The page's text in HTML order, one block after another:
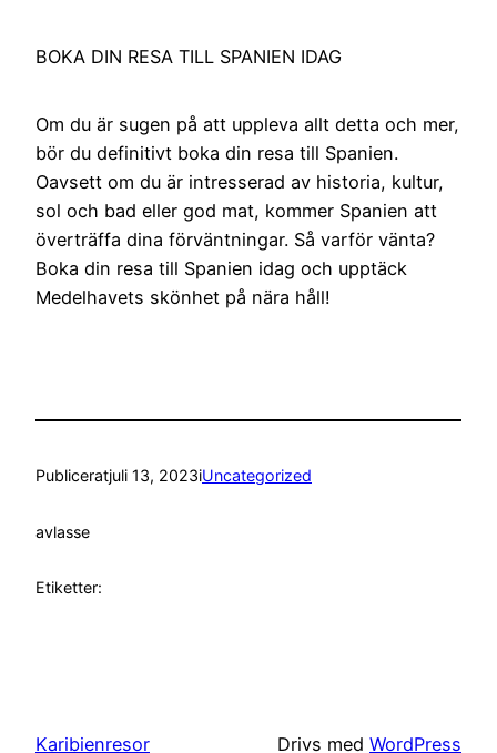
BOKA DIN RESA TILL SPANIEN IDAG
Om du är sugen på att uppleva allt detta och mer,
bör du definitivt boka din resa till Spanien.
Oavsett om du är intresserad av historia, kultur,
sol och bad eller god mat, kommer Spanien att
överträffa dina förväntningar. Så varför vänta?
Boka din resa till Spanien idag och upptäck
Medelhavets skönhet på nära håll!
Publiceratjuli 13, 2023iUncategorized
avlasse
Etiketter:
Karibienresor Drivs med WordPress